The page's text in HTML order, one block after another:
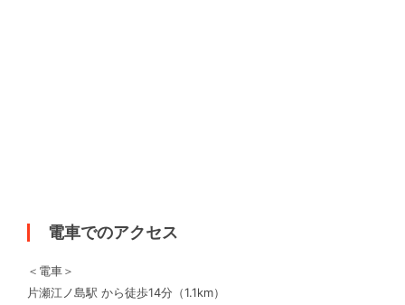
電車でのアクセス
＜電車＞
片瀬江ノ島駅 から徒歩14分（1.1km）